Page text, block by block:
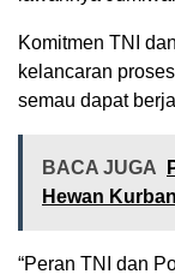
Komitmen TNI
kelancaran
semau dapat
BACA JUGA
Hewan Kurban
“Peran TNI dan